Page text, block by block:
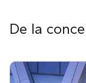
De la